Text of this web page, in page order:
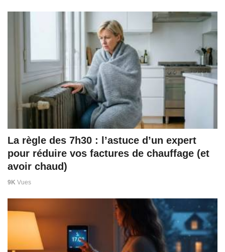
La règle des 7h30 : l’astuce d’un expert
pour réduire vos factures de chauffage (et
avoir chaud)
9K Vues